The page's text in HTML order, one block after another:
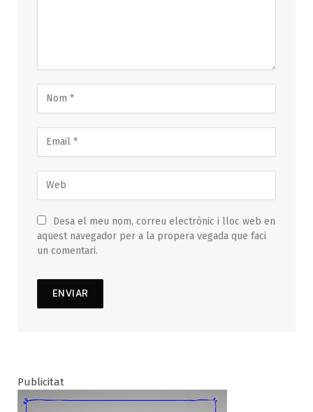
Desa el meu nom, correu electrònic i lloc web en
aquest navegador per a la propera vegada que faci
un comentari.
Publicitat